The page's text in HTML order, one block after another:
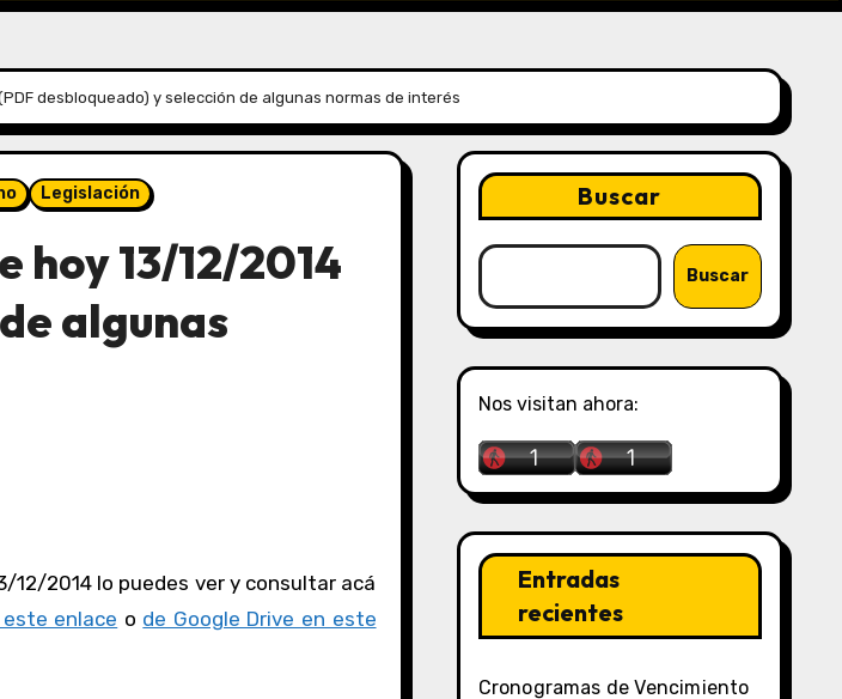
desbloqueado) y selección de algunas normas de interés
Legislación
hoy 13/12/2014
algunas
enlace o de Google Drive en este
Buscar
Buscar
Nos visitan ahora:
Entradas
recientes
Cronogramas de Vencimiento